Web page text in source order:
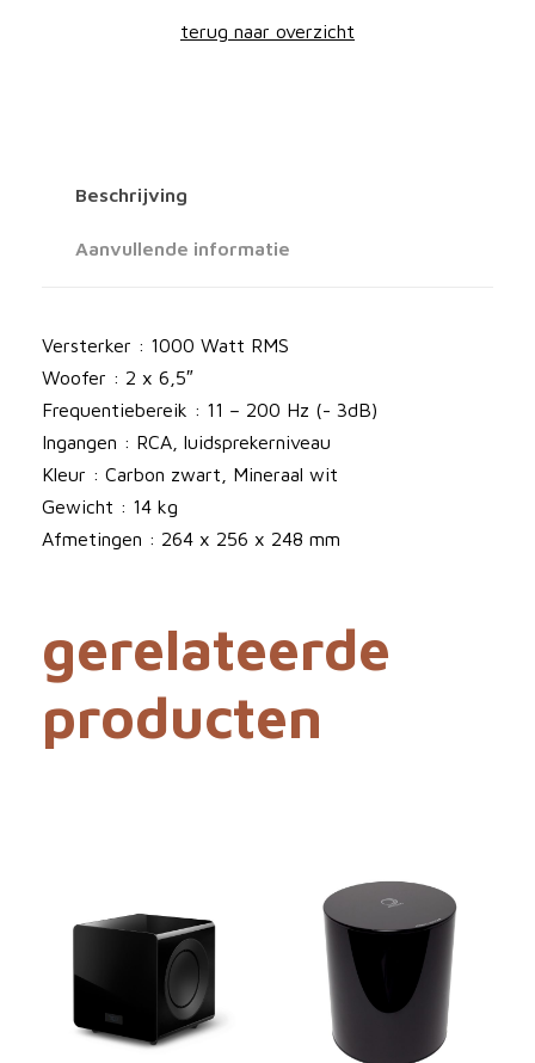
o
e
r
a
a
n
t
a
terug naar overzicht
Beschrijving
Aanvullende informatie
Versterker : 1000 Watt RMS
Woofer : 2 x 6,5″
Frequentiebereik : 11 – 200 Hz (- 3dB)
Ingangen : RCA, luidsprekerniveau
Kleur : Carbon zwart, Mineraal wit
Gewicht : 14 kg
Afmetingen : 264 x 256 x 248 mm
gerelateerde
producten